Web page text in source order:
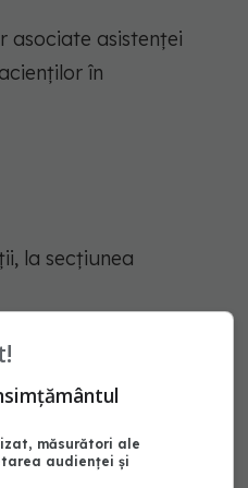
asociate asistenței
în
la secțiunea
pot trimite
perioadei
măsurători ale
audienței și